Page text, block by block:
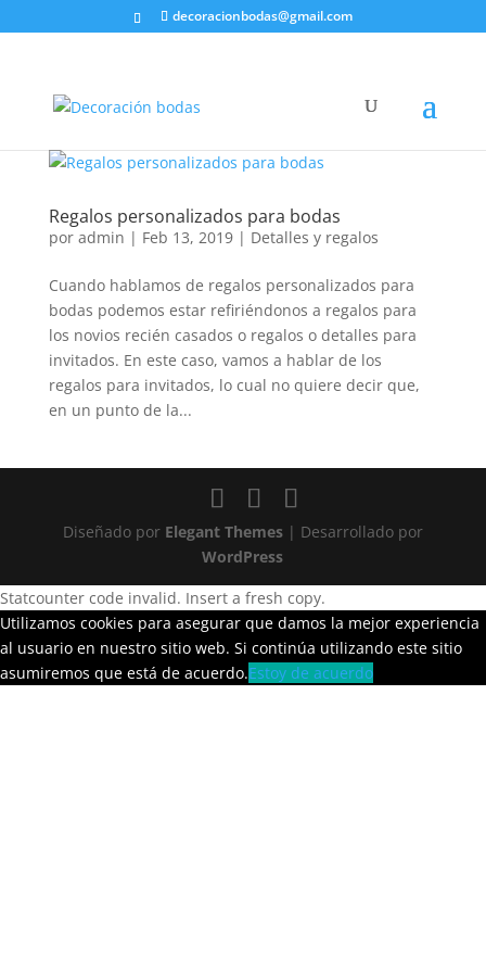
decoracionbodas@gmail.com
Regalos personalizados para bodas
por admin | Feb 13, 2019| Detalles y regalos
Cuando hablamos de regalos personalizados para
bodas podemos estar refiriéndonos a regalos para
los novios recién casados o regalos o detalles para
invitados. En este caso, vamos a hablar de los
regalos para invitados, lo cual no quiere decir que,
en un punto de la...
Diseñado por Elegant Themes| Desarrollado por
WordPress
Statcounter code invalid. Insert a fresh copy.
Utilizamos cookies para asegurar que damos la mejor experiencia
al usuario en nuestro sitio web. Si continúa utilizando este sitio
asumiremos que está de acuerdo.Estoy de acuerdo